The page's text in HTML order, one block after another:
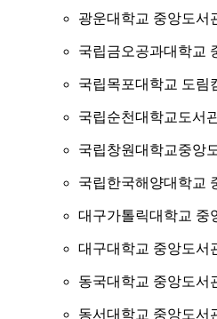
광운대학교 중앙도서
국립금오공과대학교
국립목포대학교 도림
국립순천대학교도서
국립창원대학교중앙
국립한국해양대학교
대구가톨릭대학교 중
대구대학교 중앙도서
동국대학교 중앙도서
동서대학교 중앙도서